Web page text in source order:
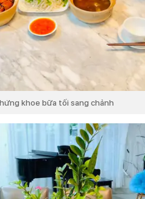
khoe bữa tối sang chảnh